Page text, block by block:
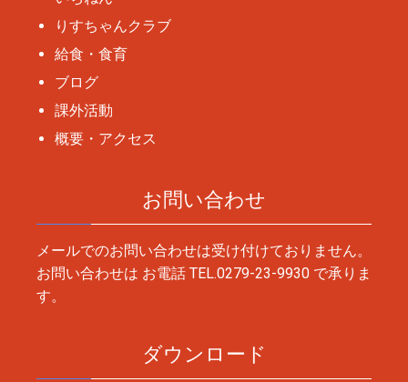
りすちゃんクラブ
給食・食育
ブログ
課外活動
概要・アクセス
お問い合わせ
メールでのお問い合わせは受け付けておりません。
お問い合わせは お電話 TEL.0279-23-9930 で承りま
す。
ダウンロード